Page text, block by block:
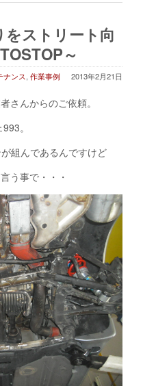
ストリート向
～
2013年2月21日
ナンス,作業事例
さんからのご依頼。
。
組んであるんですけど
う事で・・・